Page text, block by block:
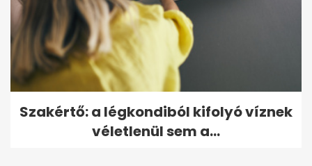
Szakértő: a légkondiból kifolyó víznek
véletlenül sem a...